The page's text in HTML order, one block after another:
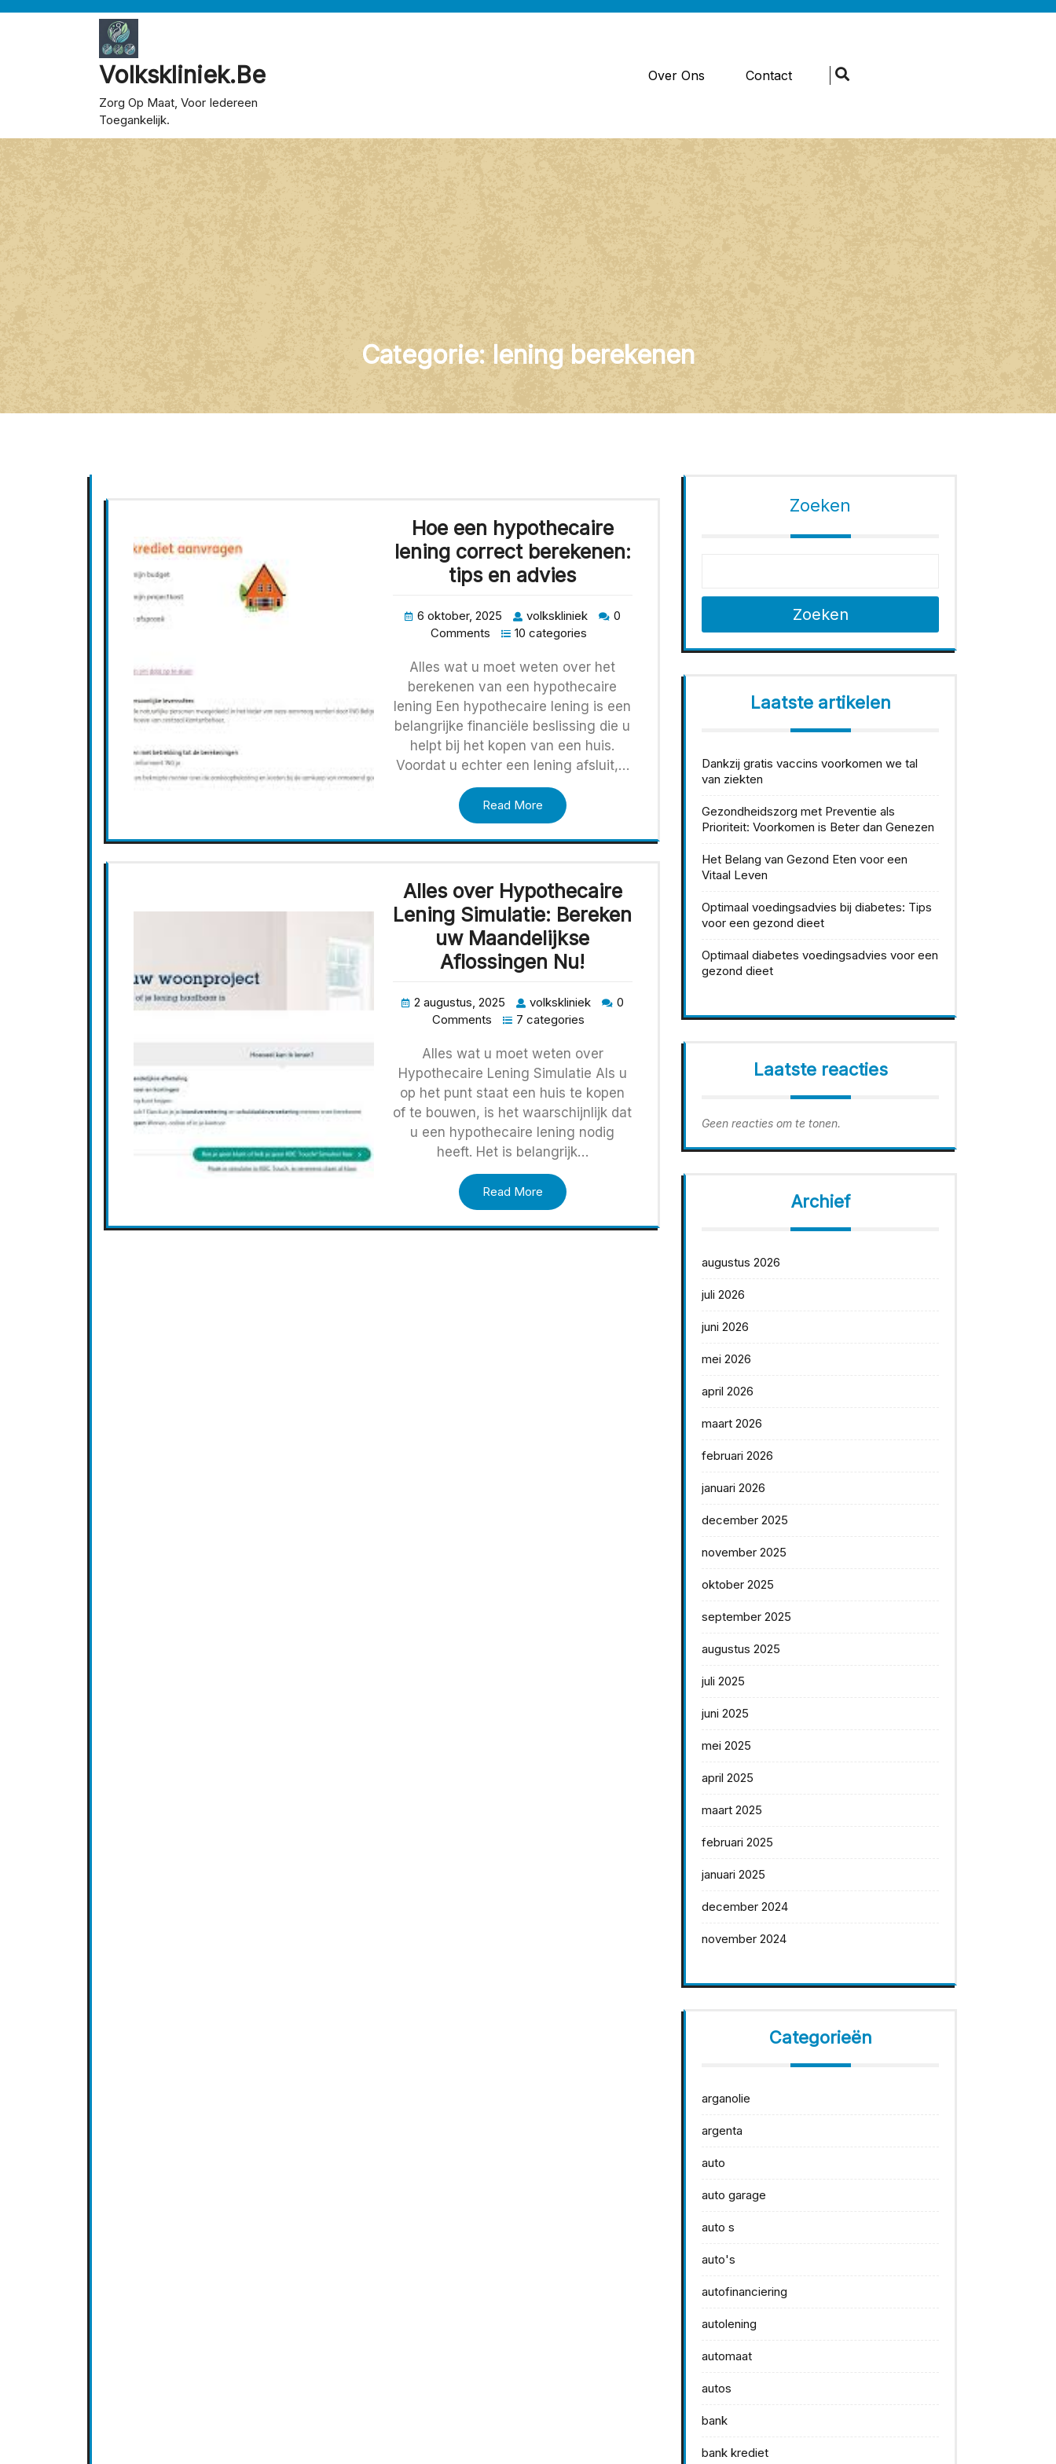
Volkskliniek.be
Zorg Op Maat, Voor Iedereen
Toegankelijk.
Over Ons Contact
Categorie: lening berekenen
Hoe een hypothecaire
lening correct berekenen:
tips en advies
6 oktober, 2025 volkskliniek
0
Comments
10 categories
Alles wat u moet weten over het
berekenen van een hypothecaire
lening Een hypothecaire lening is een
belangrijke financiële beslissing die u
helpt bij het kopen van een huis.
Voordat u echter een lening afsluit,…
Read More
Alles over Hypothecaire
Lening Simulatie: Bereken
uw Maandelijkse
Aflossingen Nu!
2 augustus, 2025 volkskliniek
0
Comments
7 categories
Alles wat u moet weten over
Hypothecaire Lening Simulatie Als u
op het punt staat een huis te kopen
of te bouwen, is het waarschijnlijk dat
u een hypothecaire lening nodig
heeft. Het is belangrijk…
Read More
Zoeken
Zoeken
Laatste artikelen
Dankzij gratis vaccins voorkomen we tal
van ziekten
Gezondheidszorg met Preventie als
Prioriteit: Voorkomen is Beter dan Genezen
Het Belang van Gezond Eten voor een
Vitaal Leven
Optimaal voedingsadvies bij diabetes: Tips
voor een gezond dieet
Optimaal diabetes voedingsadvies voor een
gezond dieet
Laatste reacties
Geen reacties om te tonen.
Archief
augustus 2026
juli 2026
juni 2026
mei 2026
april 2026
maart 2026
februari 2026
januari 2026
december 2025
november 2025
oktober 2025
september 2025
augustus 2025
juli 2025
juni 2025
mei 2025
april 2025
maart 2025
februari 2025
januari 2025
december 2024
november 2024
Categorieën
arganolie
argenta
auto
auto garage
auto s
auto's
autofinanciering
autolening
automaat
autos
bank
bank krediet